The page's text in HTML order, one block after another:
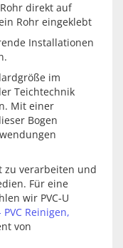
direkt auf
Rohr eingeklebt
Installationen
im
Teichtechnik
Mit einer
Bogen
zu verarbeiten und
Für eine
wir PVC‑U
Reinigen,
von